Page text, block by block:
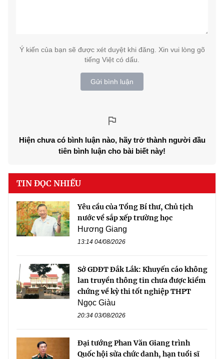
Ý kiến của bạn sẽ được xét duyệt khi đăng. Xin vui lòng gõ
tiếng Việt có dấu.
Gửi bình luận
Hiện chưa có bình luận nào, hãy trở thành người đầu
tiên bình luận cho bài biết này!
TIN ĐỌC NHIỀU
Yêu cầu của Tổng Bí thư, Chủ tịch
nước về sắp xếp trường học
Hương Giang
13:14 04/08/2026
Sở GDĐT Đắk Lắk: Khuyến cáo không
lan truyền thông tin chưa được kiểm
chứng về kỳ thi tốt nghiệp THPT
Ngọc Giàu
20:34 03/08/2026
Đại tướng Phan Văn Giang trình
Quốc hội sửa chức danh, hạn tuổi sĩ